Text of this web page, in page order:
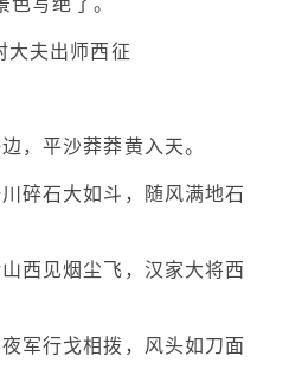
色写绝了。
大夫出师西征
，平沙莽莽黄入天。
碎石大如斗，随风满地石
西见烟尘飞，汉家大将西
军行戈相拨，风头如刀面